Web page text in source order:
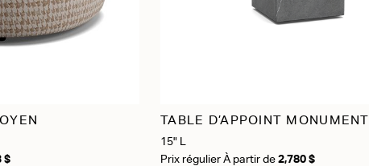
$
TABLE D’APPOINT MONUMENT
15" L
Prix régulier À partir de2,780 $